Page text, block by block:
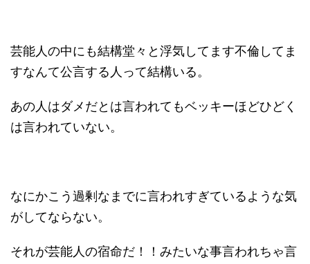
芸能人の中にも結構堂々と浮気してます不倫してま
すなんて公言する人って結構いる。
あの人はダメだとは言われてもベッキーほどひどく
は言われていない。
なにかこう過剰なまでに言われすぎているような気
がしてならない。
それが芸能人の宿命だ！！みたいな事言われちゃ言